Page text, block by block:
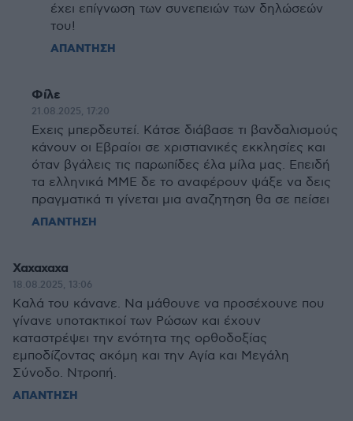
έχει επίγνωση των συνεπειών των δηλώσεών
του!
ΑΠΑΝΤΗΣΗ
Φίλε
21.08.2025, 17:20
Εχεις μπερδευτεί. Κάτσε διάβασε τι βανδαλισμούς
κάνουν οι Εβραίοι σε χριστιανικές εκκλησίες και
όταν βγάλεις τις παρωπίδες έλα μίλα μας. Επειδή
τα ελληνικά ΜΜΕ δε το αναφέρουν ψάξε να δεις
πραγματικά τι γίνεται μια αναζητηση θα σε πείσει
ΑΠΑΝΤΗΣΗ
Χαχαχαχα
18.08.2025, 13:06
Καλά του κάνανε. Να μάθουνε να προσέχουνε που
γίνανε υποτακτικοί των Ρώσων και έχουν
καταστρέψει την ενότητα της ορθοδοξίας
εμποδίζοντας ακόμη και την Αγία και Μεγάλη
Σύνοδο. Ντροπή.
ΑΠΑΝΤΗΣΗ